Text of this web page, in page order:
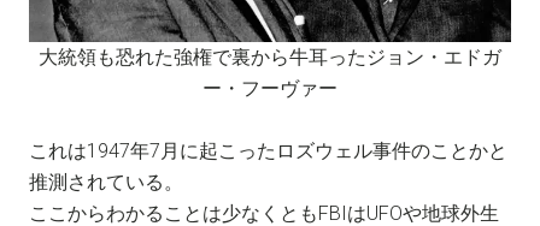
大統領も恐れた強権で裏から牛耳ったジョン・エドガ
ー・フーヴァー
これは1947年7月に起こったロズウェル事件のことかと
推測されている。
ここからわかることは少なくともFBIはUFOや地球外生